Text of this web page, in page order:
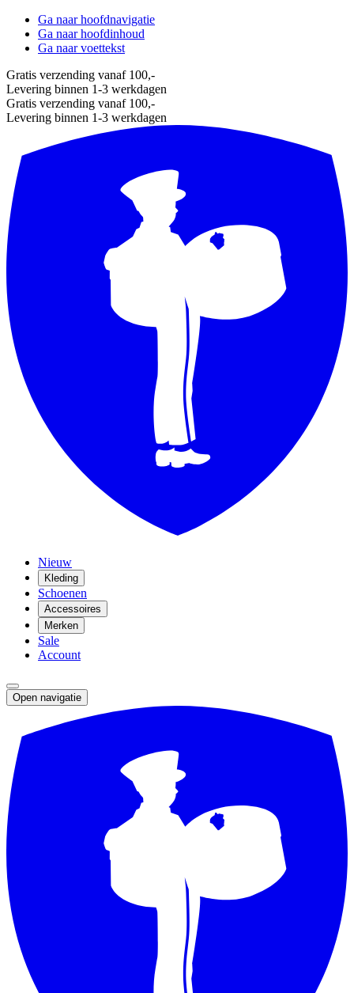
Ga naar hoofdnavigatie
Ga naar hoofdinhoud
Ga naar voettekst
Gratis verzending vanaf 100,-
Levering binnen 1-3 werkdagen
Gratis verzending vanaf 100,-
Levering binnen 1-3 werkdagen
Nieuw
Kleding
Schoenen
Accessoires
Merken
Sale
Account
Open navigatie